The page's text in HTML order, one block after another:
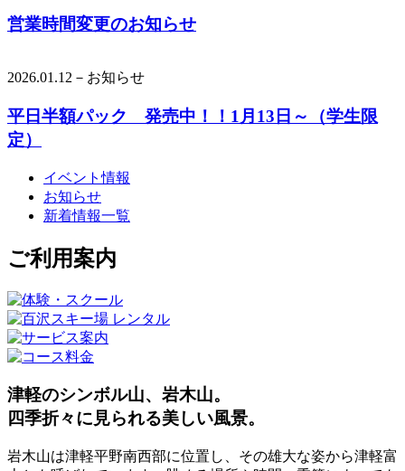
営業時間変更のお知らせ
2026.01.12－お知らせ
平日半額パック 発売中！！1月13日～（学生限
定）
イベント情報
お知らせ
新着情報一覧
ご利用案内
津軽のシンボル山、岩木山。
四季折々に見られる美しい風景。
岩木山は津軽平野南西部に位置し、その雄大な姿から津軽富